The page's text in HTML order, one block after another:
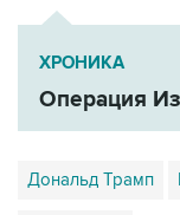
ХРОНИКА
Операция
Дональд Трамп